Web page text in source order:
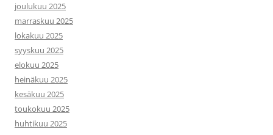
joulukuu 2025
marraskuu 2025
lokakuu 2025
syyskuu 2025
elokuu 2025
heinäkuu 2025
kesäkuu 2025
toukokuu 2025
huhtikuu 2025